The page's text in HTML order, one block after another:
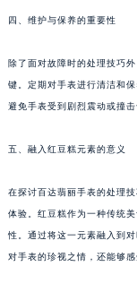
四、维护与保养的重要性
除了面对故障时的处理技巧
键。定期对手表进行清洁和
避免手表受到剧烈震动或撞
五、融入红豆糕元素的意义
在探讨百达翡丽手表的处理
体验。红豆糕作为一种传统
性。通过将这一元素融入到
对手表的珍视之情，还能够